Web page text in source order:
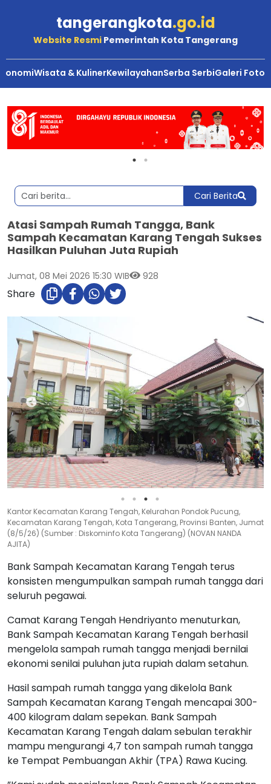
tangerangkota.go.id
Website Resmi Pemerintah Kota Tangerang
Wisata & KulinerKewilayahanSerba SerbiGaleri Foto
Cari Berita
Atasi Sampah Rumah Tangga, Bank
Sampah Kecamatan Karang Tengah Sukses
Hasilkan Puluhan Juta Rupiah
Jumat, 08 Mei 2026 15:30 WIB 928
Share
Kantor Kecamatan Karang Tengah, Kelurahan Pondok Pucung,
Kecamatan Karang Tengah, Kota Tangerang, Provinsi Banten, Jumat
(8/5/26) (Sumber : Diskominfo Kota Tangerang) (NOVAN NANDA
AJITA)
Bank Sampah Kecamatan Karang Tengah terus
konsisten mengumpulkan sampah rumah tangga dari
seluruh pegawai.
Camat Karang Tengah Hendriyanto menuturkan,
Bank Sampah Kecamatan Karang Tengah berhasil
mengelola sampah rumah tangga menjadi bernilai
ekonomi senilai puluhan juta rupiah dalam setahun.
Hasil sampah rumah tangga yang dikelola Bank
Sampah Kecamatan Karang Tengah mencapai 300-
400 kilogram dalam sepekan. Bank Sampah
Kecamatan Karang Tengah dalam sebulan terakhir
mampu mengurangi 4,7 ton sampah rumah tangga
ke Tempat Pembuangan Akhir (TPA) Rawa Kucing.